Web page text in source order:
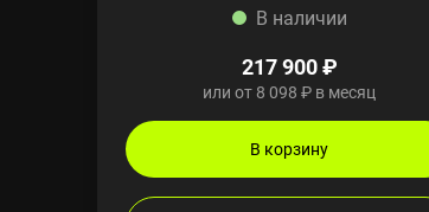
В наличии
217 900 ₽
или от 8 098 ₽ в месяц
В корзину